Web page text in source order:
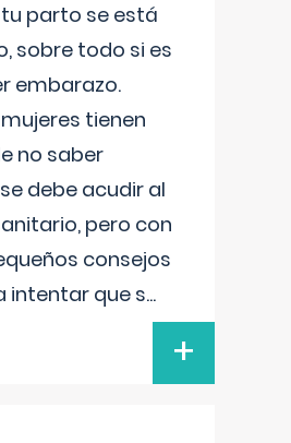
parto se está
sobre todo si es
embarazo.
tienen
no saber
debe acudir al
pero con
consejos
intentar que s...
+